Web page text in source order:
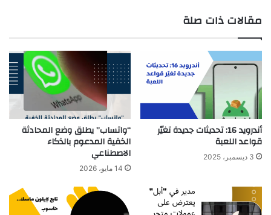
مقالات ذات صلة
أندرويد 16: تحديثات جديدة تغيّر
قواعد اللعبة
3 ديسمبر، 2025
“واتساب” يطلق وضع المحادثة
الخفية المدعوم بالذكاء
الاصطناعي
14 مايو، 2026